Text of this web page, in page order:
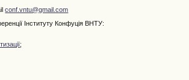
conf.vntu@gmail.com
Інституту Конфуція ВНТУ:
;